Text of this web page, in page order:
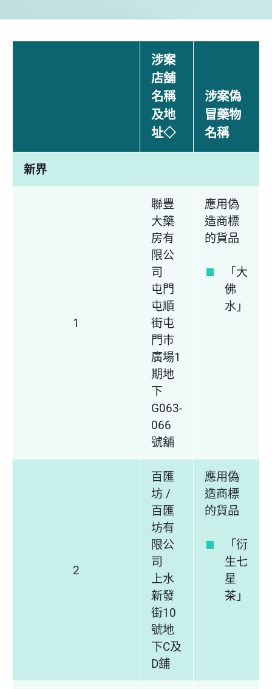
涉案
店舖
名稱
及地
址◇
涉案偽
冒藥物
名稱
新界
1
聯豐
大藥
房有
限公
司
屯門
屯順
街屯
門巿
廣場1
期地
下
G063-
066
號舖
應用偽
造商標
的貨品
「大
佛
水」
2
百匯
坊 /
百匯
坊有
限公
司
上水
新發
街10
號地
下C及
D舖
應用偽
造商標
的貨品
「衍
生七
星
茶」